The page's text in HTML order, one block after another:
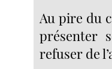
Au pire du
présenter
refuser de